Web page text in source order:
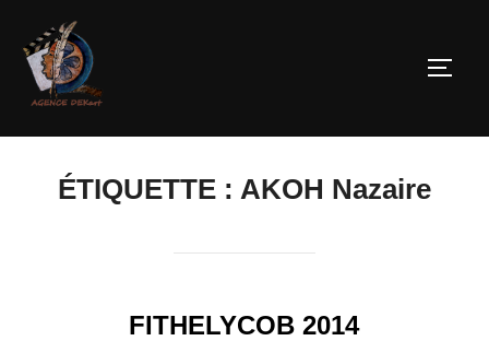
ÉTIQUETTE : AKOH Nazaire
FITHELYCOB 2014